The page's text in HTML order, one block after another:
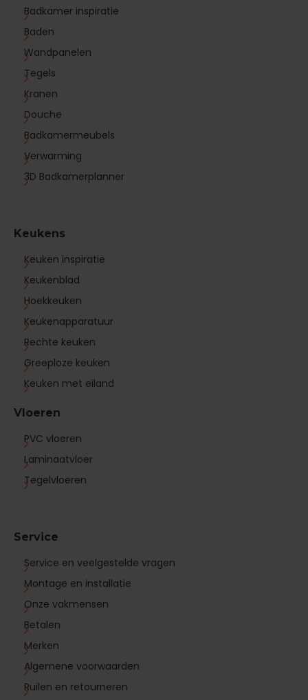
Badkamer inspiratie
Baden
Wandpanelen
Tegels
Kranen
Douche
Badkamermeubels
Verwarming
3D Badkamerplanner
Keukens
Keuken inspiratie
Keukenblad
Hoekkeuken
Keukenapparatuur
Rechte keuken
Greeploze keuken
Keuken met eiland
Vloeren
PVC vloeren
Laminaatvloer
Tegelvloeren
Service
Service en veelgestelde vragen
Montage en installatie
Onze vakmensen
Betalen
Merken
Algemene voorwaarden
Ruilen en retourneren